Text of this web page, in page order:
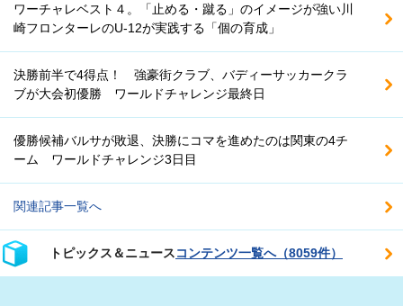
ワーチャレベスト４。「止める・蹴る」のイメージが強い川
崎フロンターレのU-12が実践する「個の育成」
決勝前半で4得点！ 強豪街クラブ、バディーサッカークラ
ブが大会初優勝 ワールドチャレンジ最終日
優勝候補バルサが敗退、決勝にコマを進めたのは関東の4チ
ーム ワールドチャレンジ3日目
関連記事一覧へ
トピックス＆ニュースコンテンツ一覧へ（8059件）